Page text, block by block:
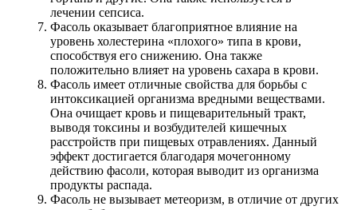
лечении сепсиса.
Фасоль оказывает благоприятное влияние на
уровень холестерина «плохого» типа в крови,
способствуя его снижению. Она также
положительно влияет на уровень сахара в крови.
Фасоль имеет отличные свойства для борьбы с
интоксикацией организма вредными веществами.
Она очищает кровь и пищеварительный тракт,
выводя токсины и возбудителей кишечных
расстройств при пищевых отравлениях. Данный
эффект достигается благодаря мочегонному
действию фасоли, которая выводит из организма
продукты распада.
Фасоль не вызывает метеоризм, в отличие от других